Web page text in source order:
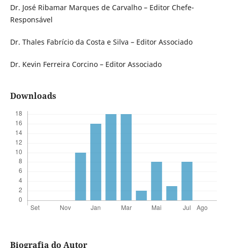
Dr. José Ribamar Marques de Carvalho – Editor Chefe-
Responsável
Dr. Thales Fabrício da Costa e Silva – Editor Associado
Dr. Kevin Ferreira Corcino – Editor Associado
Downloads
Biografia do Autor